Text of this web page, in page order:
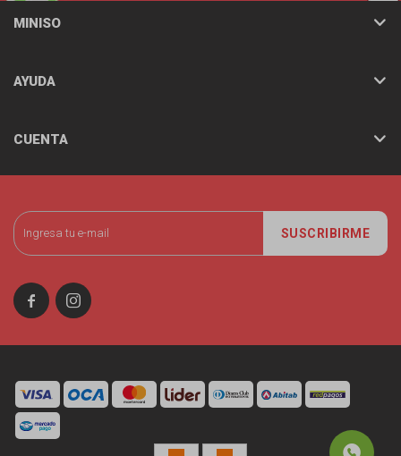
SUSCRIBIRME
 
MINISO
AYUDA
CUENTA